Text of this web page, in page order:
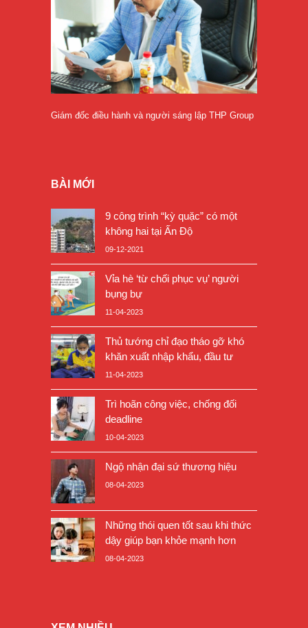
Giám đốc điều hành và người sáng lập THP Group
BÀI MỚI
9 công trình “kỳ quặc” có một
không hai tại Ấn Độ
09-12-2021
Vỉa hè ‘từ chối phục vụ’ người
bụng bự
11-04-2023
Thủ tướng chỉ đạo tháo gỡ khó
khăn xuất nhập khẩu, đầu tư
11-04-2023
Trì hoãn công việc, chống đối
deadline
10-04-2023
Ngộ nhận đại sứ thương hiệu
08-04-2023
Những thói quen tốt sau khi thức
dậy giúp bạn khỏe mạnh hơn
08-04-2023